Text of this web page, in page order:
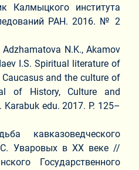
Калмыцкого института
РАН. 2016. № 2
Adzhamatova N.K., Akamov
I.S. Spiritual literature of
and the culture of
of History, Culture and
Karabuk edu. 2017. P. 125–
кавказоведческого
Уваровых в ХХ веке //
Государственного